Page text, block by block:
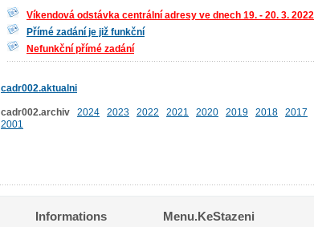
Víkendová odstávka centrální adresy ve dnech 19. - 20. 3. 2022
Přímé zadání je již funkční
Nefunkční přímé zadání
cadr002.aktualni
cadr002.archiv 2024 2023 2022 2021 2020 2019 2018 2017
2001
Informations Menu.KeStazeni